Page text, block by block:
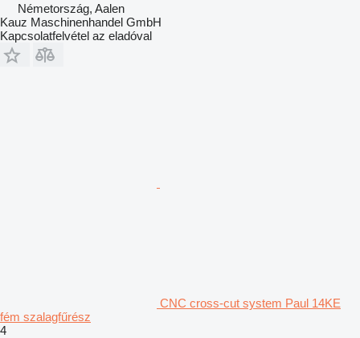
Németország, Aalen
Kauz Maschinenhandel GmbH
Kapcsolatfelvétel az eladóval
CNC cross-cut system Paul 14KE
fém szalagfűrész
4